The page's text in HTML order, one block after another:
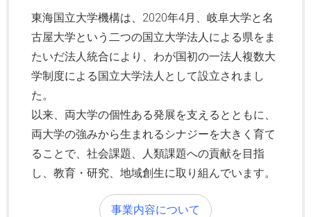
東海国立大学機構は、2020年4月、岐阜大学と名
古屋大学という二つの国立大学法人による県をま
たいだ法人統合により、わが国初の一法人複数大
学制度による国立大学法人として設立されまし
た。
以来、両大学の個性ある発展を支えるとともに、
両大学の強みから生まれるシナジーを大きく育て
ることで、社会課題、人類課題への貢献を目指
し、教育・研究、地域創生に取り組んでいます。
事業内容について